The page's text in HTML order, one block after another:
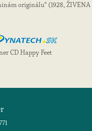
originálu“ (1928, ŽIVENA
CD Happy Feet